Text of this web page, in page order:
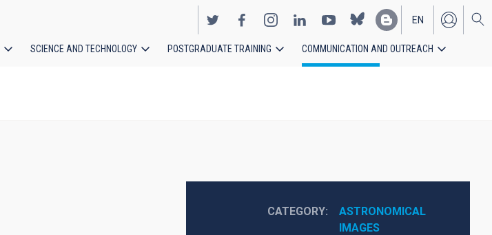
EN
ES
SCIENCE AND TECHNOLOGY POSTGRADUATE TRAINING COMMUNICATION AND OUTREACH
CATEGORY
ASTRONOMICAL
IMAGES